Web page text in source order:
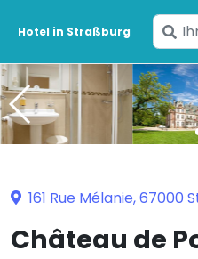
Hotel in Straßburg
Sie
ein
161 Rue Mélanie, 67000
Château de